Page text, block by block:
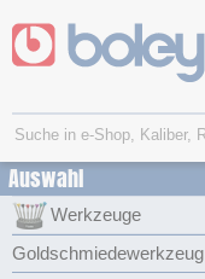
Auswahl
Werkzeuge
Goldschmiedewerkzeug